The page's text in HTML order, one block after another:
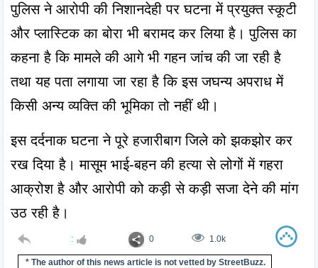
पुलिस ने आरोपी की निशानदेही पर घटना में प्रयुक्त स्कूटी
और प्लास्टिक का बोरा भी बरामद कर लिया है। पुलिस का
कहना है कि मामले की आगे भी गहन जांच की जा रही है
तथा यह पता लगाया जा रहा है कि इस जघन्य अपराध में
किसी अन्य व्यक्ति की भूमिका तो नहीं थी।
इस दर्दनाक घटना ने पूरे हजारीबाग जिले को झकझोर कर
रख दिया है। मासूम भाई-बहन की हत्या से लोगों में गहरा
आक्रोश है और आरोपी को कड़ी से कड़ी सजा देने की मांग
उठ रही है।
: 0 1.0k
* The author of this news article is not vetted by StreetBuzz.